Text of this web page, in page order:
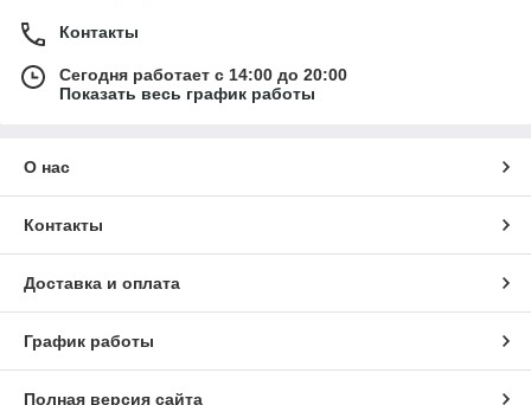
Контакты
Сегодня работает с 14:00 до 20:00
Показать весь график работы
О нас
Контакты
Доставка и оплата
График работы
Полная версия сайта